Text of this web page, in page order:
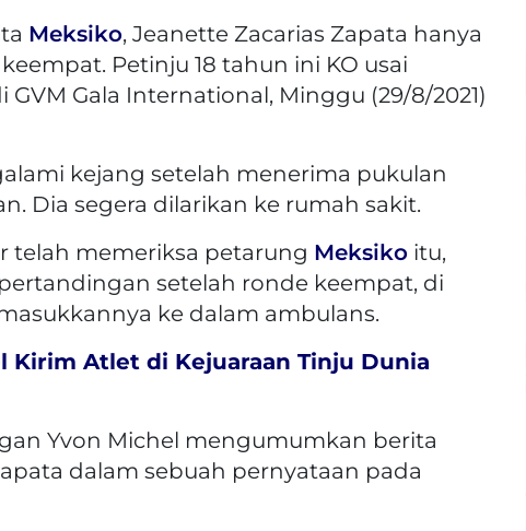
Meksiko, Jeanette Zacarias Zapata hanya
Petinju 18 tahun ini KO usai
Gala International, Minggu (29/8/2021)
kejang setelah menerima pukulan
Dia segera dilarikan ke rumah sakit.
telah memeriksa petarung Meksiko itu,
setelah ronde keempat, di
ke dalam ambulans.
Kirim Atlet di Kejuaraan Tinju Dunia
Yvon Michel mengumumkan berita
dalam sebuah pernyataan pada